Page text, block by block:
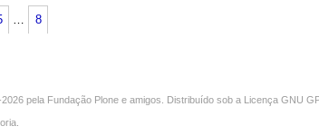
8
pela Fundação Plone e amigos. Distribuído sob a Licença GNU